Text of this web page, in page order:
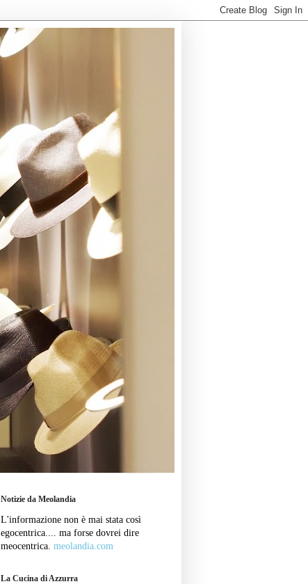
Notizie da Meolandia
L'informazione non è mai stata così
egocentrica.... ma forse dovrei dire
meocentrica. meolandia.com
La Cucina di Azzurra